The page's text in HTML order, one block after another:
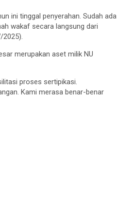
ini tinggal penyerahan. Sudah ada
wakaf secara langsung dari
2025).
merupakan aset milik NU
proses sertipikasi.
Kami merasa benar-benar